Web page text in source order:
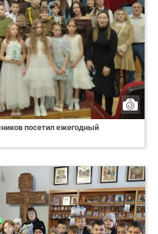
посетил ежегодный